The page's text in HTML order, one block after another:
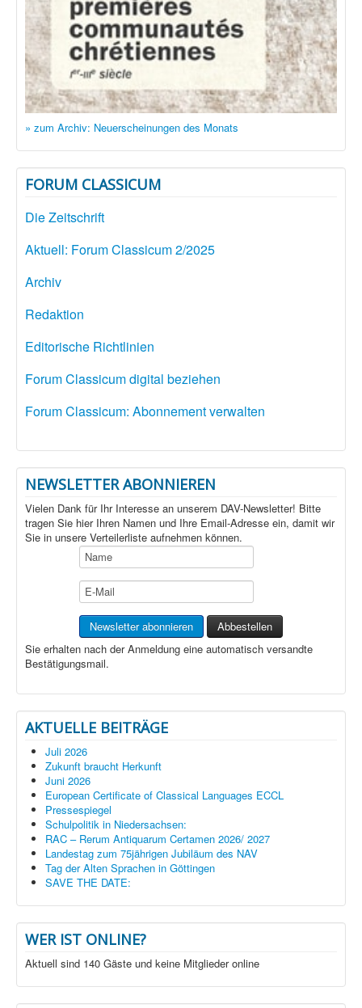
» zum Archiv: Neuerscheinungen des Monats
FORUM CLASSICUM
Die Zeitschrift
Aktuell: Forum Classicum 2/2025
Archiv
Redaktion
Editorische Richtlinien
Forum Classicum digital beziehen
Forum Classicum: Abonnement verwalten
NEWSLETTER ABONNIEREN
Vielen Dank für Ihr Interesse an unserem DAV-Newsletter! Bitte
tragen Sie hier Ihren Namen und Ihre Email-Adresse ein, damit wir
Sie in unsere Verteilerliste aufnehmen können.
Sie erhalten nach der Anmeldung eine automatisch versandte
Bestätigungsmail.
AKTUELLE BEITRÄGE
Juli 2026
Zukunft braucht Herkunft
Juni 2026
European Certificate of Classical Languages ECCL
Pressespiegel
Schulpolitik in Niedersachsen:
RAC – Rerum Antiquarum Certamen 2026/ 2027
Landestag zum 75jährigen Jubiläum des NAV
Tag der Alten Sprachen in Göttingen
SAVE THE DATE:
WER IST ONLINE?
Aktuell sind 140 Gäste und keine Mitglieder online